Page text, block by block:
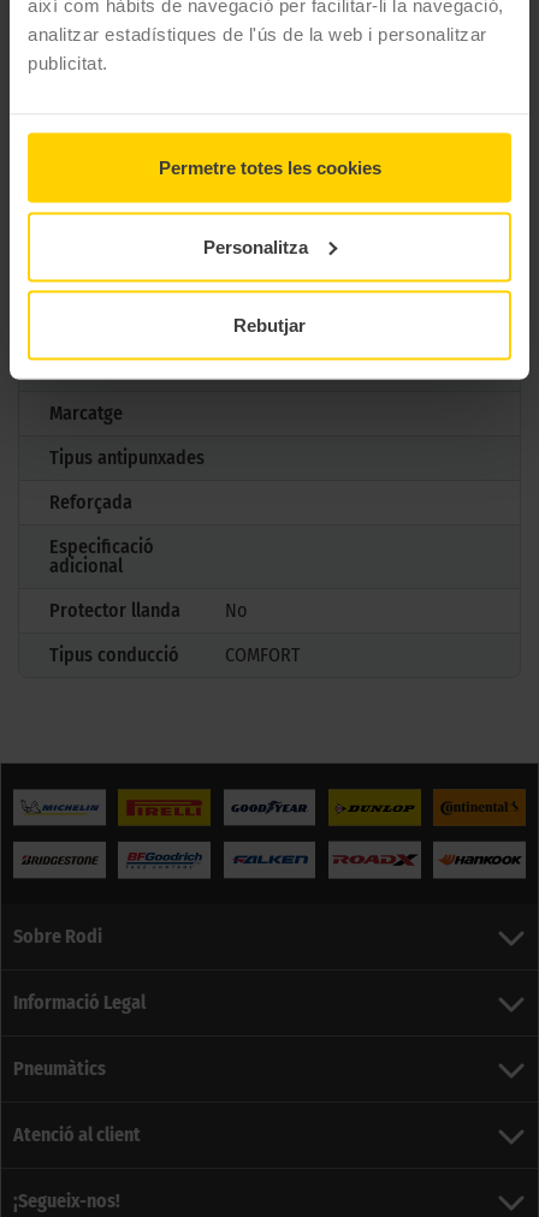
així com hàbits de navegació per facilitar-li la navegació,
analitzar estadístiques de l'ús de la web i personalitzar
publicitat.
Permetre totes les cookies
Personalitza
Rebutjar
CARACTERÍSTIQUES TÈCNIQUES
Estació
Estiu
No
3PMSF
No
Marcatge
Tipus antipunxades
Reforçada
Especificació
adicional
Protector llanda
No
Tipus conducció
COMFORT
Sobre Rodi
Informació Legal
Pneumàtics
Atenció al client
¡Segueix-nos!